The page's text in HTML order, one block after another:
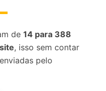
de 14 para 388
, isso sem contar
pelo